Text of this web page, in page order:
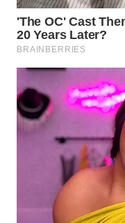
WN
SOLO
BOROBUDUR
WN
MADURA
SURABAYA
WN